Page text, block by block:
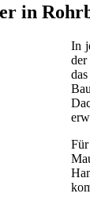
in
In
der